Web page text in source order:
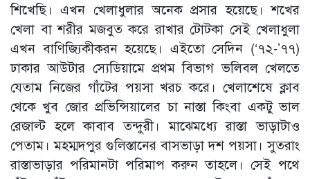
শিখেছি। এখন খেলাধুলার অনেক প্রসার হয়েছে। শখের
খেলা বা শরীর মজবুত করে রাখার টোটকা সেই খেলাধুলা
এখন বাণিজ্যিকীকরন হয়েছে। এইতো সেদিন (‘৭২-’৭৭)
ঢাকার আউটার স্যেডিয়ামে প্রথম বিভাগ ভলিবল খেলতে
যেতাম নিজের গাঁটের পয়সা খরচ করে। খেলাশেষে ক্লাব
থেকে খুব জোর প্রভিন্সিয়ালের চা নাস্তা কিংবা একটু ভাল
রেজাল্ট হলে কাবাব তন্দুরী। মাঝেমধ্যে রাস্তা ভাড়াটাও
পেতাম। মহম্মদপুর গুলিস্তানের বাসভাড়া দশ পয়সা। সুতরাং
রাস্তাভাড়ার পরিমানটা পরিমাপ করুন তাহলে। সেই পথে